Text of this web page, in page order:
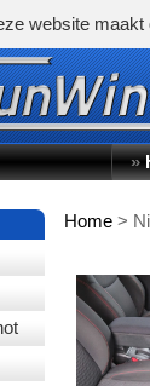
»
Home >
website